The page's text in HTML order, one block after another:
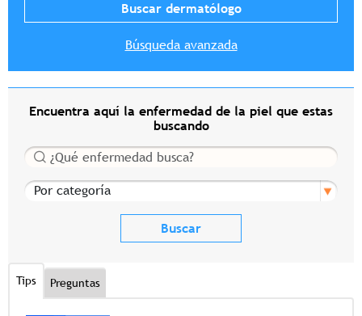
Búsqueda avanzada
Encuentra aquí la enfermedad de la piel que estas
buscando
Buscar
Por categoría
Tips Preguntas